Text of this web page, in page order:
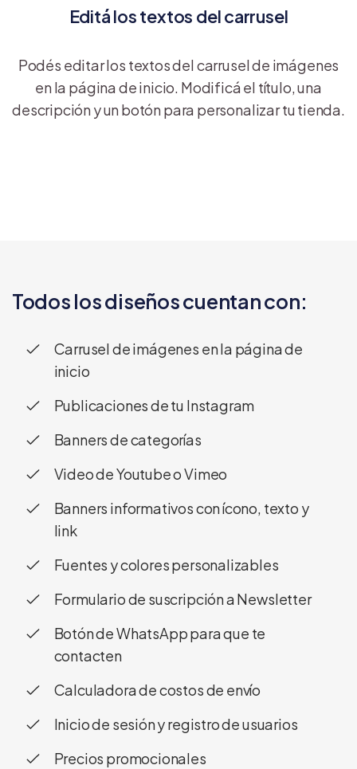
Editá los textos del carrusel
Podés editar los textos del carrusel de imágenes
en la página de inicio. Modificá el título, una
descripción y un botón para personalizar tu tienda.
Todos los diseños cuentan con:
Carrusel de imágenes en la página de
inicio
Publicaciones de tu Instagram
Banners de categorías
Video de Youtube o Vimeo
Banners informativos con ícono, texto y
link
Fuentes y colores personalizables
Formulario de suscripción a Newsletter
Botón de WhatsApp para que te
contacten
Calculadora de costos de envío
Inicio de sesión y registro de usuarios
Precios promocionales